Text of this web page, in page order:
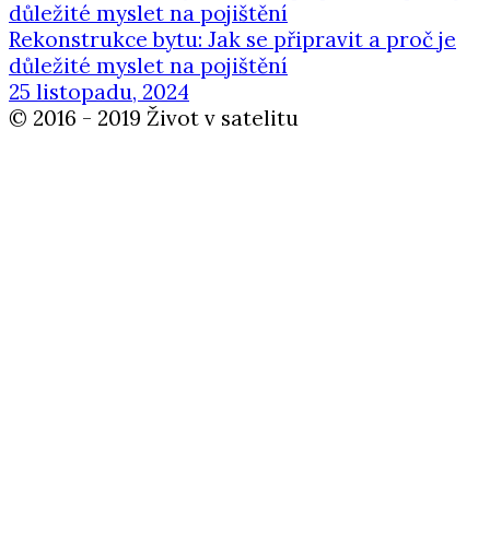
Rekonstrukce bytu: Jak se připravit a proč je
důležité myslet na pojištění
25 listopadu, 2024
© 2016 - 2019 Život v satelitu